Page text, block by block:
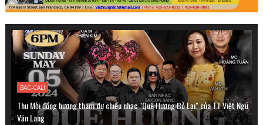
BAC-CALI
Thư Mời đồng hương tham dự chiều nhạc "Quê Hương Bỏ Lại" của TT Việt Ngữ
Văn Lang